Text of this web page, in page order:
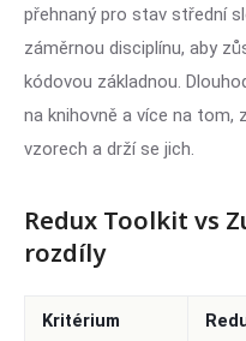
přehnaný pro stav střední
záměrnou disciplínu, aby
kódovou základnou.
na knihovně a více na tom,
vzorech a drží se jich.
Redux Toolkit vs
rozdíly
Kritérium